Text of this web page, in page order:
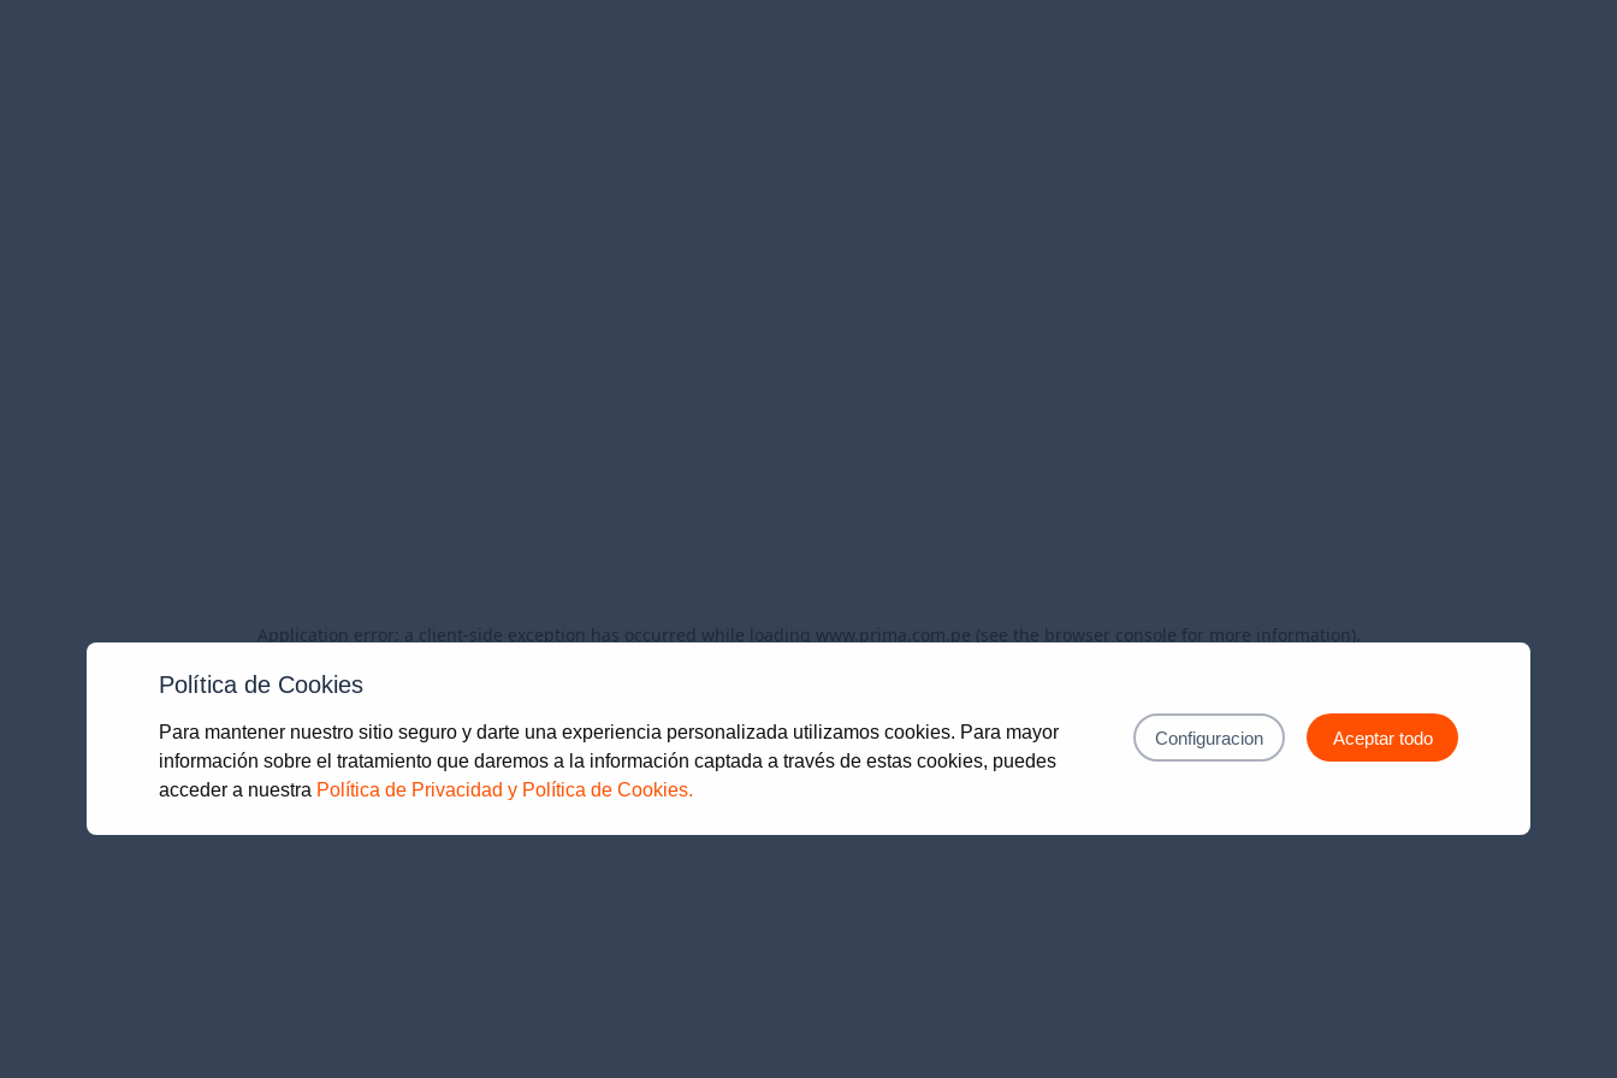
Política de Cookies
Para mantener nuestro sitio seguro y darte una experiencia personalizada utilizamos cookies. Para mayor
información sobre el tratamiento que daremos a la información captada a través de estas cookies, puedes
acceder a nuestra Política de Privacidad y Política de Cookies.
Aceptar todo
Configuracion
Application error: a client-side exception has occurred while loading www.prima.com.pe (see the browser console for more information).